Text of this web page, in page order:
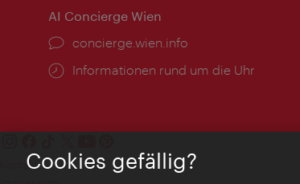
AI Concierge Wien
Ort:
concierge.wien.info
Öffnungszeiten:
Informationen rund um die Uhr
KontaktCookies gefällig?